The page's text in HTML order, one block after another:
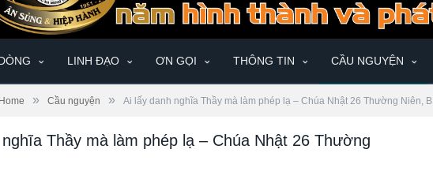
LINH ĐẠO ƠN GỌI THÔNG TIN CẦU NGUYỆN
Home » Cầu nguyện » Ai lấy danh nghĩa Thầy mà làm phép lạ – Chúa Nhật 26 Thường Niên, B
Thầy mà làm phép lạ – Chúa Nhật 26 Thường